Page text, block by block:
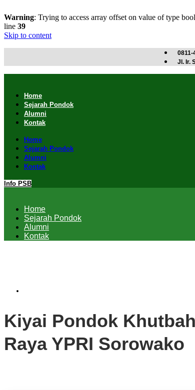
Warning: Trying to access array offset on value of type
line 39
Skip to content
0811-
Jl. Ir.
Home
Sejarah Pondok
Alumni
Kontak
Home
Sejarah Pondok
Alumni
Kontak
Info PSB
Home
Sejarah Pondok
Alumni
Kontak
Kiyai Pondok
Raya YPRI Sorowako